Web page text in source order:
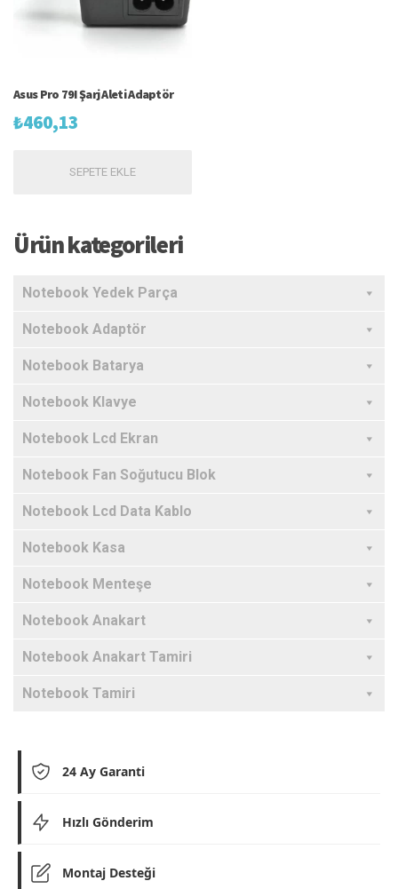
Asus Pro 79I Şarj Aleti Adaptör
₺460,13
SEPETE EKLE
Ürün kategorileri
Notebook Yedek Parça
Notebook Adaptör
Notebook Batarya
Notebook Klavye
Notebook Lcd Ekran
Notebook Fan Soğutucu Blok
Notebook Lcd Data Kablo
Notebook Kasa
Notebook Menteşe
Notebook Anakart
Notebook Anakart Tamiri
Notebook Tamiri
24 Ay Garanti
Hızlı Gönderim
Montaj Desteği